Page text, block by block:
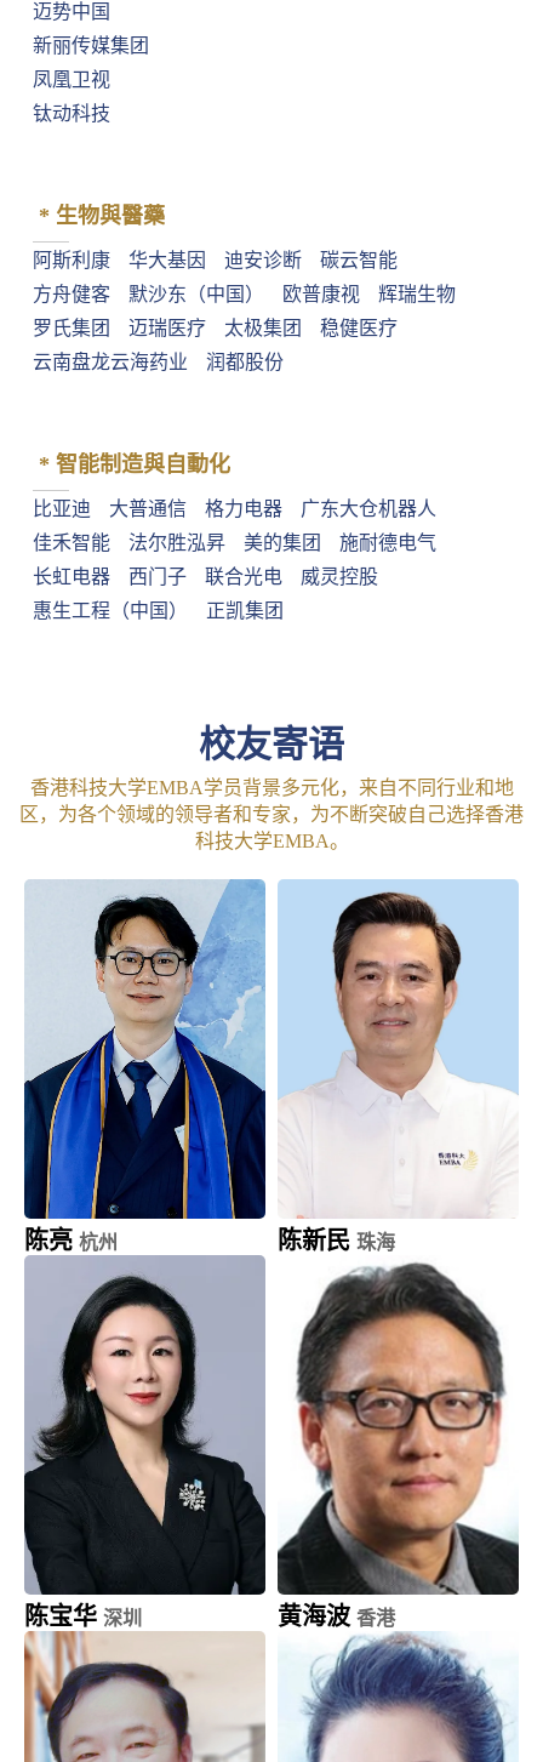
迈势中国
新丽传媒集团
凤凰卫视
钛动科技
* 生物與醫藥
阿斯利康 华大基因 迪安诊断
⁠碳云智能
方舟健客
默沙东（中国） 欧普康视
辉瑞生物
罗氏集团
迈瑞医疗 太极集团
⁠稳健医疗
⁠云南盘龙云海药业
润都股份
* 智能制造與自動化
比亚迪 ⁠大普通信 格力电器
广东大仓机器人
佳禾智能
法尔胜泓昇 美的集团
施耐德电气
长虹电器
西门子 联合光电
⁠威灵控股
惠生工程（中国）
⁠正凯集团
校友寄语
香港科技大学EMBA学员背景多元化，来自不同行业和地
区，为各个领域的领导者和专家，为不断突破自己选择香港
科技大学EMBA。
陈亮 杭州
蚂蚁科技集团
副总裁
陈新民 珠海
珠海润都制药 (002923.SZ)
董事长
陈宝华 深圳
广东大普通信技术
创始人兼董事长
黄海波 香港
凤凰卫视 (2008.HK)
中文台副台长